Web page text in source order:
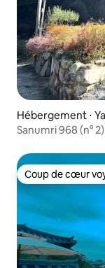
Hébergement ⋅
Sanumri 968 (n° 2)
Coup de cœur
Coup de cœur